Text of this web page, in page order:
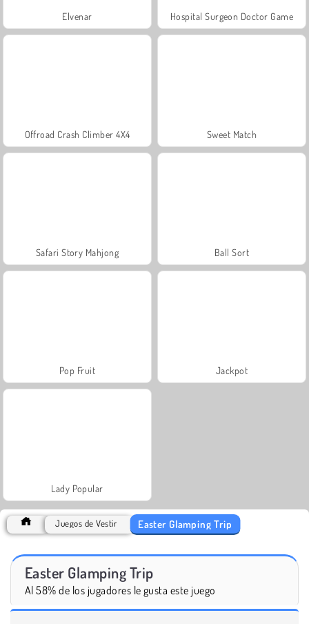
Elvenar Hospital Surgeon Doctor Game
Offroad Crash Climber 4X4 Sweet Match
Safari Story Mahjong Ball Sort
Pop Fruit Jackpot
Lady Popular
Juegos de Vestir Easter Glamping Trip
Easter Glamping Trip
Al 58% de los jugadores le gusta este juego